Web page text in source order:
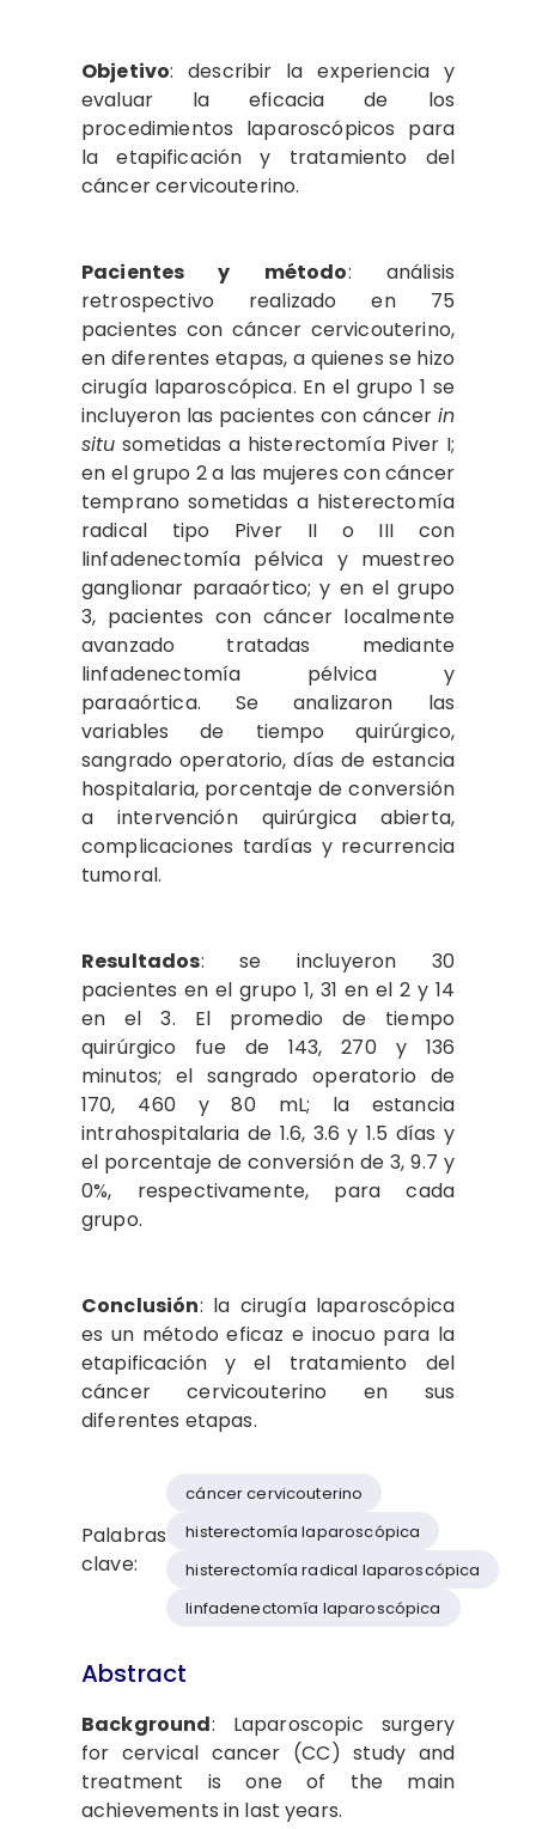
Objetivo: describir la experiencia y
evaluar la eficacia de los
procedimientos laparoscópicos para
la etapificación y tratamiento del
cáncer cervicouterino.
Pacientes y método: análisis
retrospectivo realizado en 75
pacientes con cáncer cervicouterino,
en diferentes etapas, a quienes se hizo
cirugía laparoscópica. En el grupo 1 se
incluyeron las pacientes con cáncer in
situ sometidas a histerectomía Piver I;
en el grupo 2 a las mujeres con cáncer
temprano sometidas a histerectomía
radical tipo Piver II o III con
linfadenectomía pélvica y muestreo
ganglionar paraaórtico; y en el grupo
3, pacientes con cáncer localmente
avanzado tratadas mediante
linfadenectomía pélvica y
paraaórtica. Se analizaron las
variables de tiempo quirúrgico,
sangrado operatorio, días de estancia
hospitalaria, porcentaje de conversión
a intervención quirúrgica abierta,
complicaciones tardías y recurrencia
tumoral.
Resultados: se incluyeron 30
pacientes en el grupo 1, 31 en el 2 y 14
en el 3. El promedio de tiempo
quirúrgico fue de 143, 270 y 136
minutos; el sangrado operatorio de
170, 460 y 80 mL; la estancia
intrahospitalaria de 1.6, 3.6 y 1.5 días y
el porcentaje de conversión de 3, 9.7 y
0%, respectivamente, para cada
grupo.
Conclusión: la cirugía laparoscópica
es un método eficaz e inocuo para la
etapificación y el tratamiento del
cáncer cervicouterino en sus
diferentes etapas.
Palabras
clave:
cáncer cervicouterino
histerectomía laparoscópica
histerectomía radical laparoscópica
linfadenectomía laparoscópica
Abstract
Background: Laparoscopic surgery
for cervical cancer (CC) study and
treatment is one of the main
achievements in last years.